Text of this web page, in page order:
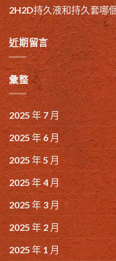
2H2D持久液和持久套哪
近期留言
彙整
2025 年 7 月
2025 年 6 月
2025 年 5 月
2025 年 4 月
2025 年 3 月
2025 年 2 月
2025 年 1 月